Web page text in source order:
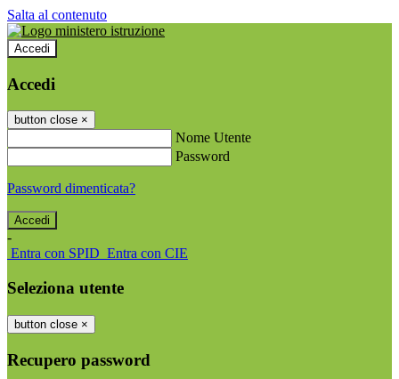
Salta al contenuto
Accedi
Accedi
button close ×
Nome Utente
Password
Password dimenticata?
-
Entra con SPID Entra con CIE
Seleziona utente
button close ×
Recupero password